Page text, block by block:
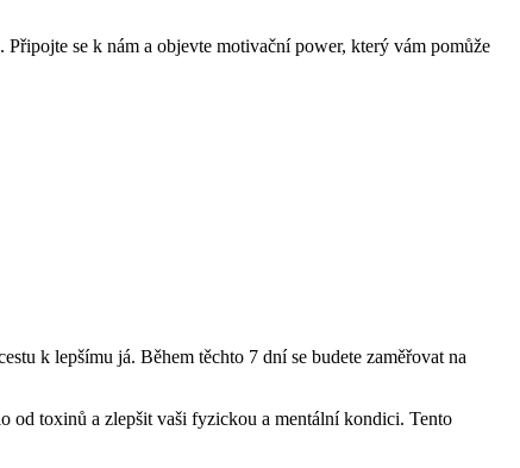
se k nám a objevte motivační power, který vám pomůže
k lepšímu já. Během těchto 7 dní se budete zaměřovat na
od toxinů a zlepšit vaši fyzickou a mentální kondici. Tento